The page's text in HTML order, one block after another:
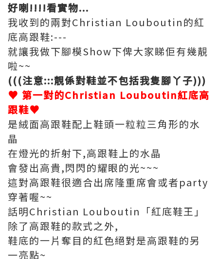
好喇!!!!看實物...
我收到的兩對Christian Louboutin的紅
底高跟鞋:---
就讓我做下腳模Show下俾大家睇佢有幾靚
啦~~
(((注意:::靚係對鞋並不包括我隻腳丫子)))
♥ 第一對的Christian Louboutin紅底高
跟鞋♥
是絨面高跟鞋配上鞋頭一粒粒三角形的水
晶
在燈光的折射下,高跟鞋上的水晶
會發出高貴,閃閃的耀眼的光~~~
這對高跟鞋很適合出席隆重席會或者party
穿著喔~~
話明Christian Louboutin「紅底鞋王」
除了高跟鞋的款式之外,
鞋底的一片奪目的紅色絕對是高跟鞋的另
一亮點~